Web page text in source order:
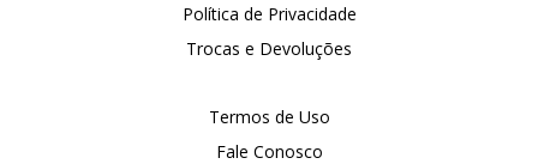
Política de Privacidade
Trocas e Devoluções
Termos de Uso
Fale Conosco